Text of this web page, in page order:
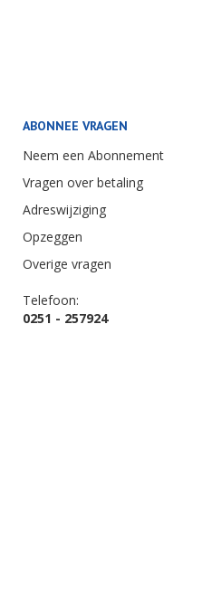
ABONNEE VRAGEN
Neem een Abonnement
Vragen over betaling
Adreswijziging
Opzeggen
Overige vragen
Telefoon:
0251 - 257924